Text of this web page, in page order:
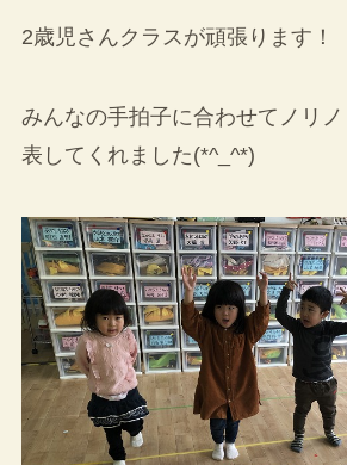
2歳児さんクラスが頑張ります！
みんなの手拍子に合わせてノリ
表してくれました(*^_^*)